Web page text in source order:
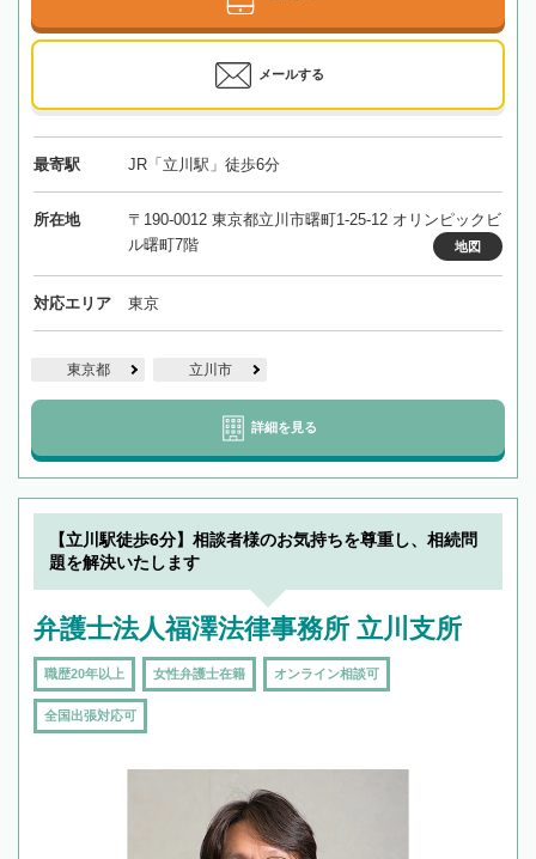
メールする
最寄駅 JR「立川駅」徒歩6分
所在地
〒190-0012 東京都立川市曙町1-25-12 オリンピックビ
ル曙町7階
地図
対応エリア 東京
東京都 立川市
詳細を見る
【立川駅徒歩6分】相談者様のお気持ちを尊重し、相続問
題を解決いたします
弁護士法人福澤法律事務所 立川支所
職歴20年以上 女性弁護士在籍 オンライン相談可
全国出張対応可